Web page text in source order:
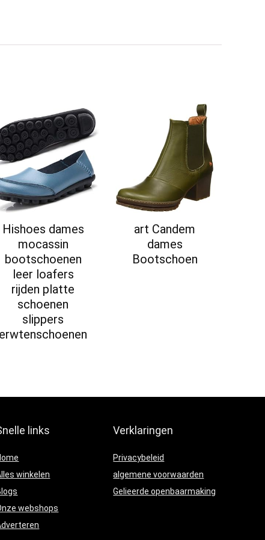
Hishoes dames
mocassin
bootschoenen
leer loafers
rijden platte
schoenen
slippers
erwtenschoenen
art Candem
dames
Bootschoen
links
winkelen
webshops
Verklaringen
Privacybeleid
algemene voorwaarden
Gelieerde openbaarmaking